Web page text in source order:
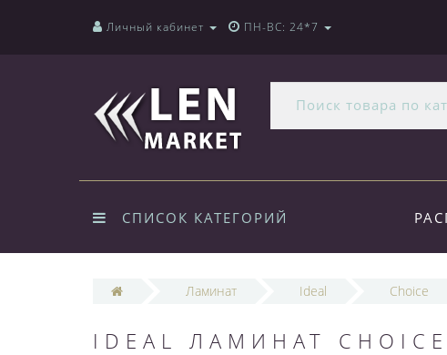
Личный кабинет ПН-ВС: 24*7
СПИСОК КАТЕГОРИЙ
Ламинат Ideal Choice
IDEAL ЛАМИНАТ